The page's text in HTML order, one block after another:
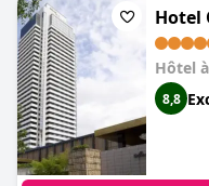
leur séjour exceptionnel
ceux qui recherchent le lieu
Hotel
Hôtel à
8,8